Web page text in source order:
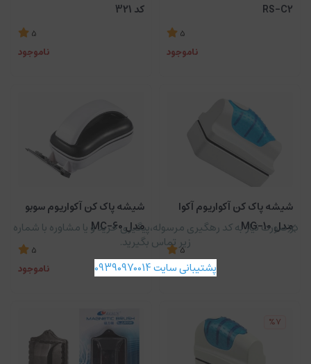
RS-C2
5
ناموجود
کد 321
5
ناموجود
شیشه پاک کن آکواریوم آکوا
مدل MG-10
5
ناموجود
شیشه پاک کن آکواریوم سوبو
مدل MC-60
5
ناموجود
%7
در صورت نیاز به کد رهگیری مرسوله،پیگیری خرید و یا مشاوره با شماره
زیر تماس بگیرید.
پشتیبانی سایت 09390970014